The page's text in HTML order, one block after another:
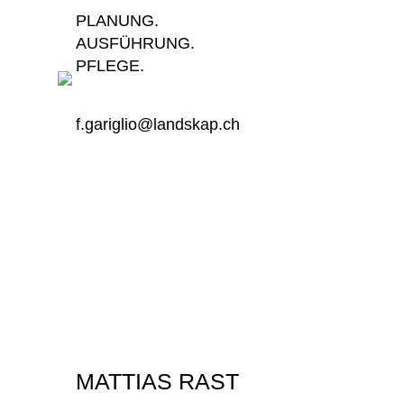
PLANUNG.
AUSFÜHRUNG.
PFLEGE.
f.gariglio@landskap.ch
MATTIAS RAST